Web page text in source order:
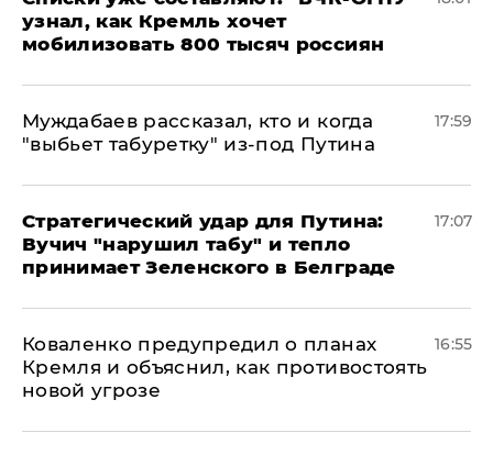
узнал, как Кремль хочет
мобилизовать 800 тысяч россиян
Муждабаев рассказал, кто и когда
"выбьет табуретку" из-под Путина
17:59
Стратегический удар для Путина:
Вучич "нарушил табу" и тепло
принимает Зеленского в Белграде
17:07
Коваленко предупредил о планах
Кремля и объяснил, как противостоять
новой угрозе
16:55